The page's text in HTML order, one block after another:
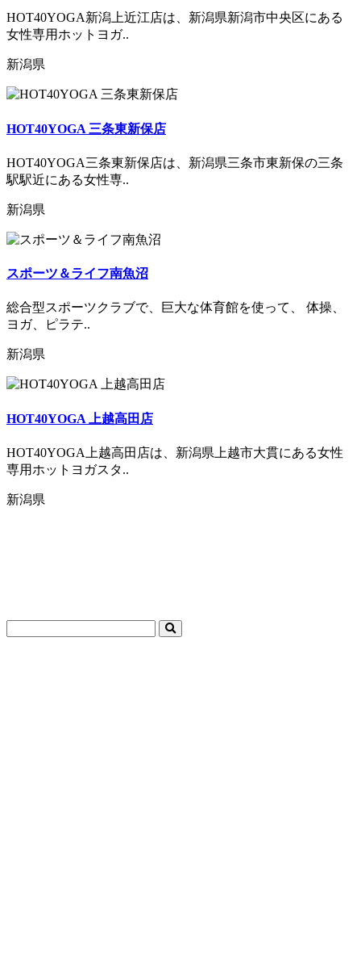
HOT40YOGA新潟上近江店は、新潟県新潟市中央区にある
女性専用ホットヨガ..
新潟県
HOT40YOGA 三条東新保店
HOT40YOGA三条東新保店は、新潟県三条市東新保の三条
駅駅近にある女性専..
新潟県
スポーツ＆ライフ南魚沼
総合型スポーツクラブで、巨大な体育館を使って、 体操、
ヨガ、ピラテ..
新潟県
HOT40YOGA 上越高田店
HOT40YOGA上越高田店は、新潟県上越市大貫にある女性
専用ホットヨガスタ..
新潟県